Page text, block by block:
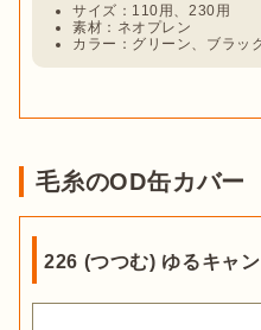
サイズ：110用、230用
素材：ネオプレン
カラー：グリーン、ブラッ
毛糸のOD缶カバー
226 (つつむ) ゆるキャ